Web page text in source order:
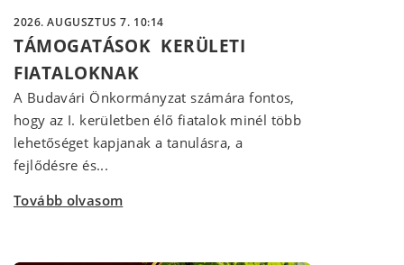
2026. AUGUSZTUS 7. 10:14
TÁMOGATÁSOK KERÜLETI
FIATALOKNAK
A Budavári Önkormányzat számára fontos,
hogy az I. kerületben élő fiatalok minél több
lehetőséget kapjanak a tanulásra, a
fejlődésre és...
Tovább olvasom